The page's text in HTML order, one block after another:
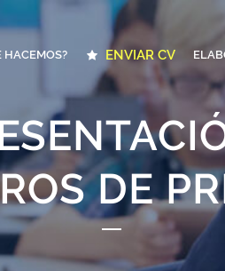
HACEMOS? ENVIAR CV
DE